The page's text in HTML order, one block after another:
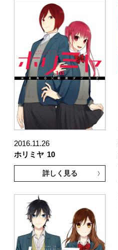
2016.11.26
ホリミヤ 10
詳しく見る